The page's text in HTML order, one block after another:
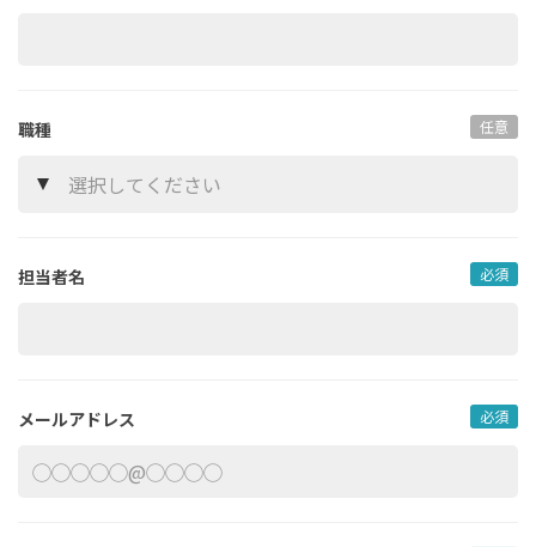
職種 任意
担当者名 必須
メールアドレス 必須